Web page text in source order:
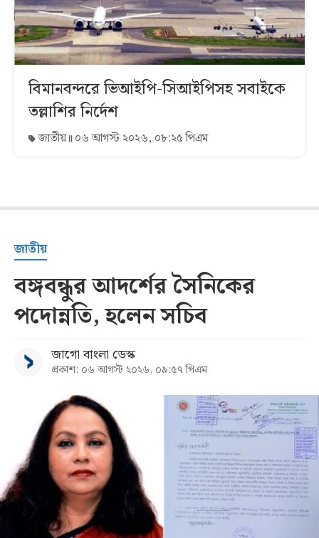
বিমানবন্দরে ভিআইপি-সিআইপিসহ সবাইকে
তল্লাশির নির্দেশ
জাতীয় ০৬ আগস্ট ২০২৬, ০৮:২৫ পিএম
জাতীয়
বঙ্গবন্ধুর আদর্শের সৈনিকের
পদোন্নতি, হলেন সচিব
জাগো বাংলা ডেস্ক
প্রকাশ: ০৬ আগস্ট ২০২৬, ০৯:৫৭ পিএম